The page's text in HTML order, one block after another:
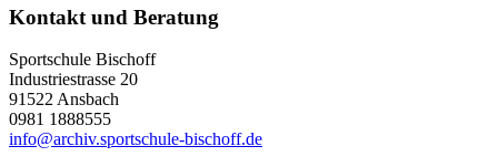
Kontakt und Beratung
Sportschule Bischoff
Industriestrasse 20
91522 Ansbach
0981 1888555
info@archiv.sportschule-bischoff.de